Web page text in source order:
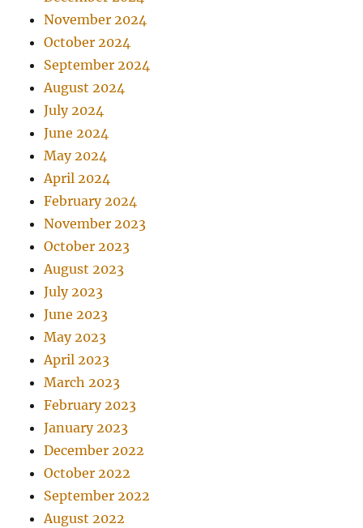
November 2024
October 2024
September 2024
August 2024
July 2024
June 2024
May 2024
April 2024
February 2024
November 2023
October 2023
August 2023
July 2023
June 2023
May 2023
April 2023
March 2023
February 2023
January 2023
December 2022
October 2022
September 2022
August 2022